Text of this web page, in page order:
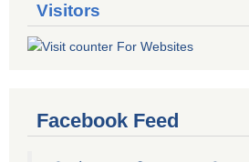
Visitors
Facebook Feed